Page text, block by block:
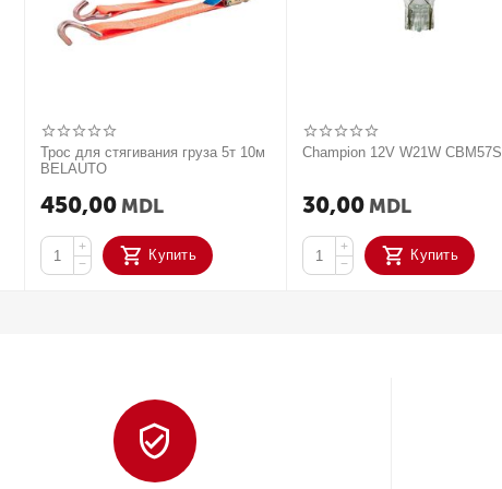
Трос для стягивания груза 5т 10м
BELAUTO
450,00 MDL
+
−
Купить
Champion 12V W21W CBM57S
30,00 MDL
+
−
Купить